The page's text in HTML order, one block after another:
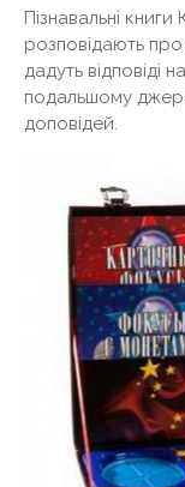
Пізнавальні
розповідають про
дадуть відповіді
подальшому
доповідей.